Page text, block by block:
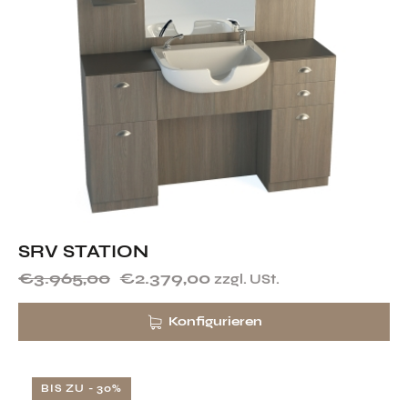
SRV STATION
€3.965,00 €2.379,00 zzgl. USt.
Konfigurieren
BIS ZU - 30%